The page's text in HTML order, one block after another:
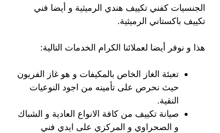
الجنسيات كفني تكييف هندي الرميثية و أيضا فني
تكييف باكستاني الرميثية.
هذا و نوفر أيضا لعملائنا الكرام الخدمات التالية:
تعبئة الغاز الخاص بالمكيفات و هو غاز الفريون
حيث نحرص على تأمينه من اجود النوعيات
النقية.
صيانة تكييف من كافة الانواع العادية و الشباك
و الصحراوي و المركزي على ايدي فني